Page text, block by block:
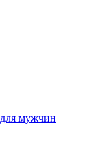
для мужчин